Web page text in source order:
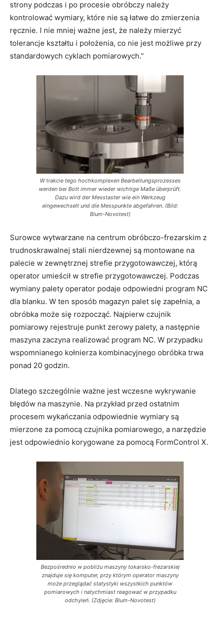
strony podczas i po procesie obróbczy należy
kontrolować wymiary, które nie są łatwe do zmierzenia
ręcznie. I nie mniej ważne jest, że należy mierzyć
tolerancje kształtu i położenia, co nie jest możliwe przy
standardowych cyklach pomiarowych.”
W trakcie tego hochkomplexen Bearbeitungsprozesses
werden bei Bott immer wieder wichtige Maße überprüft.
Dazu wird der Messtaster wie ein Werkzeug
eingewechselt und die Messpunkte abgefahren. (Bild:
Blum-Novotest)
Surowce wytwarzane na centrum obróbczo-frezarskim z
trudnoskrawalnej stali nierdzewnej są montowane na
palecie w zewnętrznej strefie przygotowawczej, którą
operator umieścił w strefie przygotowawczej. Podczas
wymiany palety operator podaje odpowiedni program NC
dla blanku. W ten sposób magazyn palet się zapełnia, a
obróbka może się rozpocząć. Najpierw czujnik
pomiarowy rejestruje punkt zerowy palety, a następnie
maszyna zaczyna realizować program NC. W przypadku
wspomnianego kołnierza kombinacyjnego obróbka trwa
ponad 20 godzin.
Dlatego szczególnie ważne jest wczesne wykrywanie
błędów na maszynie. Na przykład przed ostatnim
procesem wykańczania odpowiednie wymiary są
mierzone za pomocą czujnika pomiarowego, a narzędzie
jest odpowiednio korygowane za pomocą FormControl X.
Bezpośrednio w pobliżu maszyny tokarsko-frezarskiej
znajduje się komputer, przy którym operator maszyny
może przeglądać statystyki wszystkich punktów
pomiarowych i natychmiast reagować w przypadku
odchyleń. (Zdjęcie: Blum-Novotest)